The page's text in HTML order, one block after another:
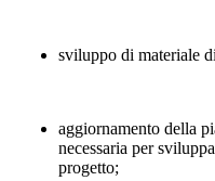
sviluppo di materiale
aggiornamento della
necessaria per
progetto;